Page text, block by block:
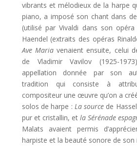
vibrants et mélodieux de la harpe
piano, a imposé son chant dans
(utilisé par Vivaldi dans son
Haendel (extraits des opéras
Ave Mariavenaient ensuite, celui
de Vladimir Vavilov (1925-
appellation donnée par son
tradition qui consiste à
compositeur une œuvre qu’on a
solos de harpe : La source de
pur et cristallin, et la Sérénade
Malats avaient permis
harpiste et la beauté sonore de son